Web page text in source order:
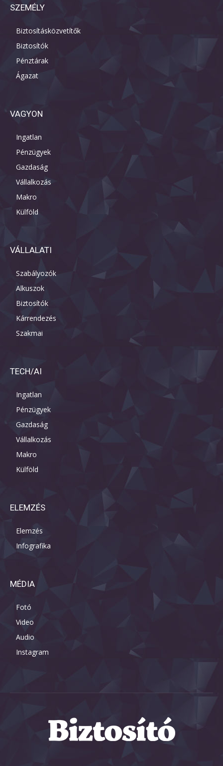
SZEMÉLY
Biztosításközvetítők
Biztosítók
Pénztárak
Ágazat
VAGYON
Ingatlan
Pénzügyek
Gazdaság
Vállalkozás
Makro
Külföld
VÁLLALATI
Szabályozók
Alkuszok
Biztosítók
Kárrendezés
Szakmai
TECH/AI
Ingatlan
Pénzügyek
Gazdaság
Vállalkozás
Makro
Külföld
ELEMZÉS
Elemzés
Infografika
MÉDIA
Fotó
Video
Audio
Instagram